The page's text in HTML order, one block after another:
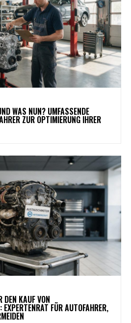
WAS NUN? UMFASSENDE
ZUR OPTIMIERUNG IHRER
DEN KAUF VON
EXPERTENRAT FÜR AUTOFAHRER,